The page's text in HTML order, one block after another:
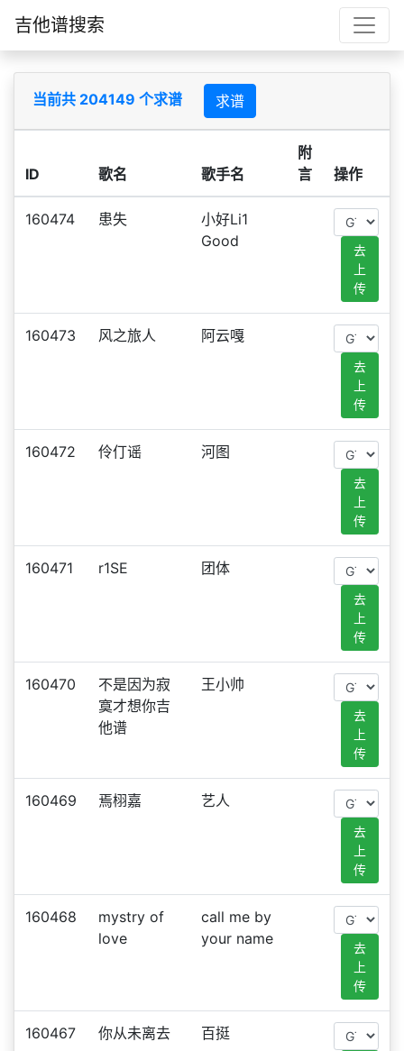
吉他谱搜索
当前共 204149 个求谱 求谱
ID 歌名 歌手名
附
言
操作
160474 患失
小好Li1
Good
去
上
传
160473 风之旅人 阿云嘎
去
上
传
160472 伶仃谣 河图
去
上
传
160471 r1SE 团体
去
上
传
160470
不是因为寂
寞才想你吉
他谱
王小帅
去
上
传
160469 焉栩嘉 艺人
去
上
传
160468
mystry of
love
call me by
your name
去
上
传
160467 你从未离去 百挺